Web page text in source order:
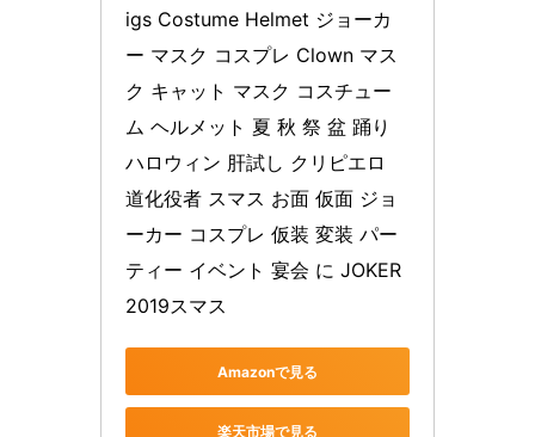
igs Costume Helmet ジョーカ
ー マスク コスプレ Clown マス
ク キャット マスク コスチュー
ム ヘルメット 夏 秋 祭 盆 踊り
ハロウィン 肝試し クリピエロ
道化役者 スマス お面 仮面 ジョ
ーカー コスプレ 仮装 変装 パー
ティー イベント 宴会 に JOKER
2019スマス
Amazonで見る
楽天市場で見る